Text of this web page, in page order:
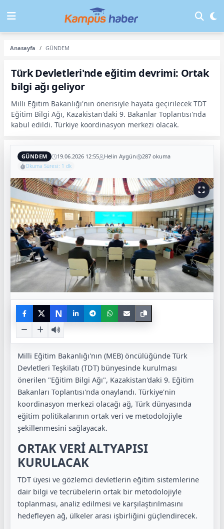
Anasayfa GÜNDEM
Türk Devletleri'nde eğitim devrimi: Ortak
bilgi ağı geliyor
Milli Eğitim Bakanlığı'nın önerisiyle hayata geçirilecek TDT
Eğitim Bilgi Ağı, Kazakistan'daki 9. Bakanlar Toplantısı'nda
kabul edildi. Türkiye koordinasyon merkezi olacak.
GÜNDEM 19.06.2026 12:55 Helin Aygün 287 okuma
Okuma Süresi: 1 dk
N
Milli Eğitim Bakanlığı'nın (MEB) öncülüğünde Türk
Devletleri Teşkilatı (TDT) bünyesinde kurulması
önerilen "Eğitim Bilgi Ağı", Kazakistan'daki 9. Eğitim
Bakanları Toplantısı'nda onaylandı. Türkiye'nin
koordinasyon merkezi olacağı ağ, Türk dünyasında
eğitim politikalarının ortak veri ve metodolojiyle
şekillenmesini sağlayacak.
ORTAK VERİ ALTYAPISI
KURULACAK
TDT üyesi ve gözlemci devletlerin eğitim sistemlerine
dair bilgi ve tecrübelerin ortak bir metodolojiyle
toplanması, analiz edilmesi ve karşılaştırılmasını
hedefleyen ağ, ülkeler arası işbirliğini güçlendirecek.